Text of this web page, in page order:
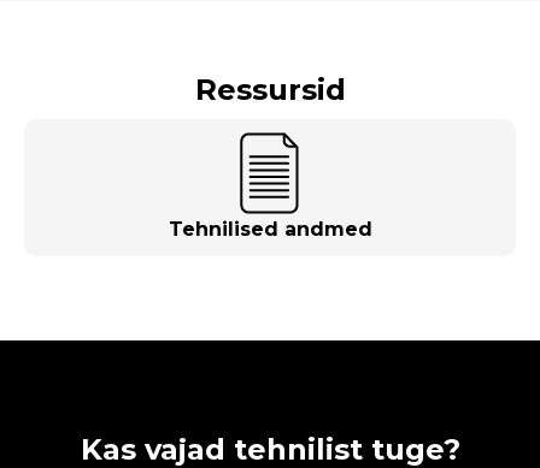
Ressursid
Tehnilised andmed
Kas vajad tehnilist tuge?